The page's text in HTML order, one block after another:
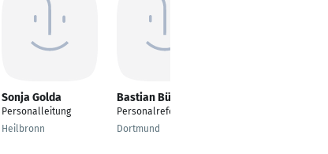
Sonja Golda
Personalleitung
Heilbronn
Bastian Büchner
Personalreferent
Dortmund